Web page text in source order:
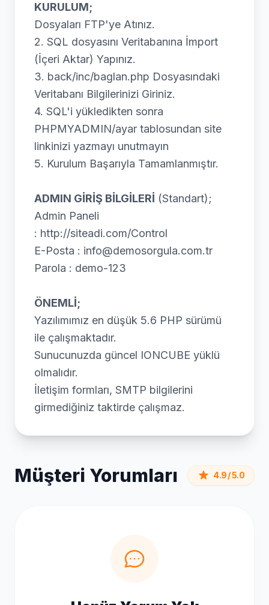
KURULUM;
Dosyaları FTP'ye Atınız.
2. SQL dosyasını Veritabanına İmport
(İçeri Aktar) Yapınız.
3. back/inc/baglan.php Dosyasındaki
Veritabanı Bilgilerinizi Giriniz.
4. SQL'i yükledikten sonra
PHPMYADMIN/ayar tablosundan site
linkinizi yazmayı unutmayın
5. Kurulum Başarıyla Tamamlanmıştır.
ADMIN GİRİŞ BİLGİLERİ (Standart);
Admin Paneli
: http://siteadi.com/Control
E-Posta : info@demosorgula.com.tr
Parola : demo-123
ÖNEMLİ;
Yazılımımız en düşük 5.6 PHP sürümü
ile çalışmaktadır.
Sunucunuzda güncel IONCUBE yüklü
olmalıdır.
İletişim formları, SMTP bilgilerini
girmediğiniz taktirde çalışmaz.
Müşteri Yorumları 4.9 / 5.0